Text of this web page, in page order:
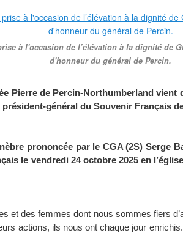
à l'occasion de l’élévation à la dignité de
d'honneur du général de Percin.
Pierre de Percin-Northumberland vient
général du Souvenir Français
prononcée par le CGA (2S) Serge
le vendredi 24 octobre 2025 en
et des femmes dont nous sommes fiers
actions, ils nous ont chaque jour